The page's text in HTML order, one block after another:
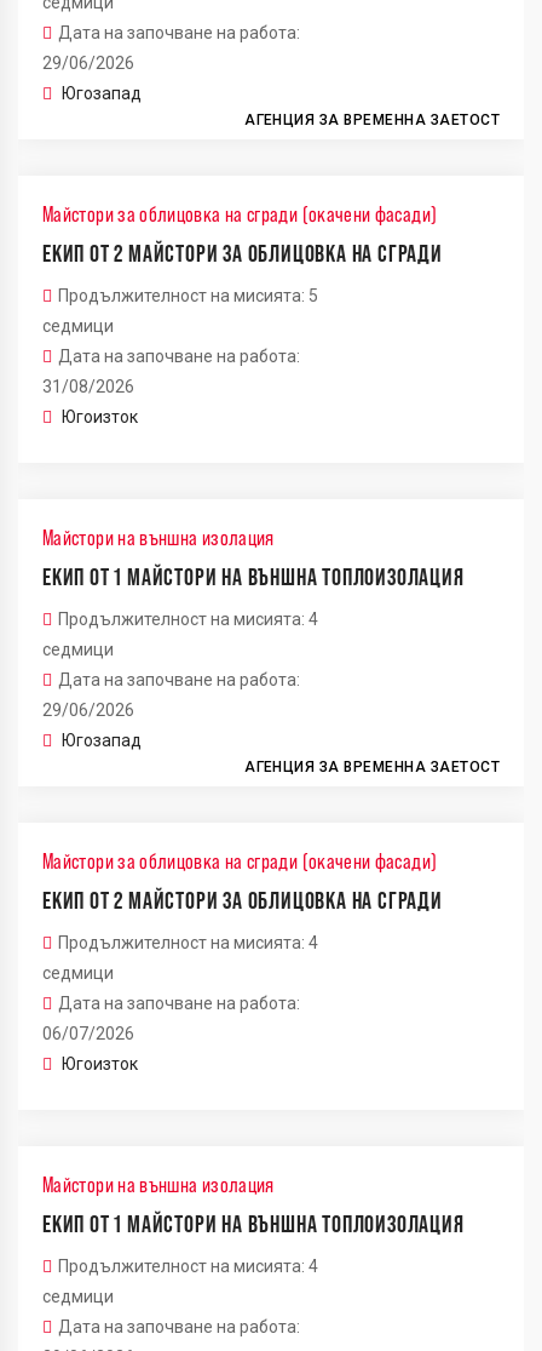
Дата на започване на работа:
29/06/2026
Югозапад
АГЕНЦИЯ ЗА ВРЕМЕННА ЗАЕТОСТ
Майстори за облицовка на сгради (окачени фасади)
ЕКИП ОТ 2 МАЙСТОРИ ЗА ОБЛИЦОВКА НА СГРАДИ
Продължителност на мисията: 5
седмици
Дата на започване на работа:
31/08/2026
Югоизток
Майстори на външна изолация
ЕКИП ОТ 1 МАЙСТОРИ НА ВЪНШНА ТОПЛОИЗОЛАЦИЯ
Продължителност на мисията: 4
седмици
Дата на започване на работа:
29/06/2026
Югозапад
АГЕНЦИЯ ЗА ВРЕМЕННА ЗАЕТОСТ
Майстори за облицовка на сгради (окачени фасади)
ЕКИП ОТ 2 МАЙСТОРИ ЗА ОБЛИЦОВКА НА СГРАДИ
Продължителност на мисията: 4
седмици
Дата на започване на работа:
06/07/2026
Югоизток
Майстори на външна изолация
ЕКИП ОТ 1 МАЙСТОРИ НА ВЪНШНА ТОПЛОИЗОЛАЦИЯ
Продължителност на мисията: 4
седмици
Дата на започване на работа: